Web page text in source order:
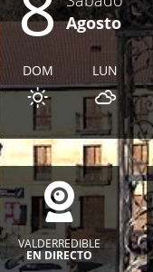
Agosto
DOM LUN
VALDERREDIBLE
EN DIRECTO